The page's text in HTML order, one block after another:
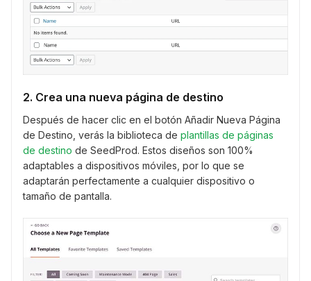
2. Crea una nueva página de destino
Después de hacer clic en el botón Añadir Nueva Página
de Destino, verás la biblioteca de plantillas de páginas
de destino de SeedProd. Estos diseños son 100%
adaptables a dispositivos móviles, por lo que se
adaptarán perfectamente a cualquier dispositivo o
tamaño de pantalla.